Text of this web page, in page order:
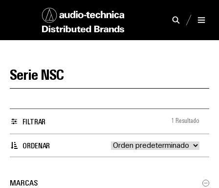
Serie NSC
ORDENAR
FILTRAR 1 Resultado
MARCAS